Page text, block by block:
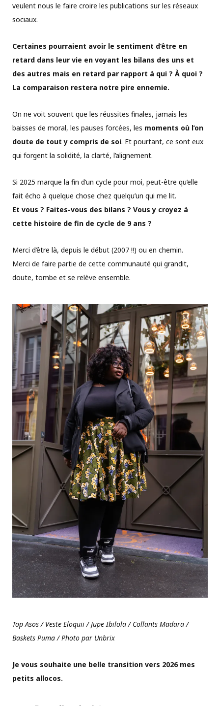
veulent nous le faire croire les publications sur les réseaux
sociaux.
Certaines pourraient avoir le sentiment d’être en
retard dans leur vie en voyant les bilans des uns et
des autres mais en retard par rapport à qui ? À quoi ?
La comparaison restera notre pire ennemie.
On ne voit souvent que les réussites finales, jamais les
baisses de moral, les pauses forcées, les moments où l’on
doute de tout y compris de soi. Et pourtant, ce sont eux
qui forgent la solidité, la clarté, l’alignement.
Si 2025 marque la fin d’un cycle pour moi, peut-être qu’elle
fait écho à quelque chose chez quelqu’un qui me lit.
Et vous ? Faites-vous des bilans ? Vous y croyez à
cette histoire de fin de cycle de 9 ans ?
Merci d’être là, depuis le début (2007 !!) ou en chemin.
Merci de faire partie de cette communauté qui grandit,
doute, tombe et se relève ensemble.
Top Asos / Veste Eloquii / Jupe Ibilola / Collants Madara /
Baskets Puma / Photo par Unbrix
Je vous souhaite une belle transition vers 2026 mes
petits allocos.